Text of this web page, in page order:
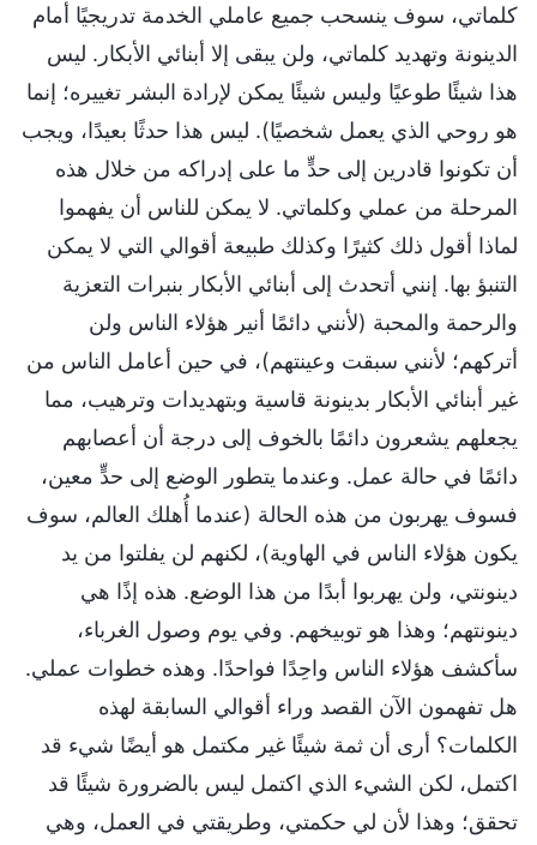
كلماتي، سوف ينسحب جميع عاملي الخدمة تدريجيًا أمام
الدينونة وتهديد كلماتي، ولن يبقى إلا أبنائي الأبكار. ليس
هذا شيئًا طوعيًا وليس شيئًا يمكن لإرادة البشر تغييره؛ إنما
هو روحي الذي يعمل شخصيًا). ليس هذا حدثًا بعيدًا، ويجب
أن تكونوا قادرين إلى حدٍّ ما على إدراكه من خلال هذه
المرحلة من عملي وكلماتي. لا يمكن للناس أن يفهموا
لماذا أقول ذلك كثيرًا وكذلك طبيعة أقوالي التي لا يمكن
التنبؤ بها. إنني أتحدث إلى أبنائي الأبكار بنبرات التعزية
والرحمة والمحبة (لأنني دائمًا أنير هؤلاء الناس ولن
أتركهم؛ لأنني سبقت وعينتهم)، في حين أعامل الناس من
غير أبنائي الأبكار بدينونة قاسية وبتهديدات وترهيب، مما
يجعلهم يشعرون دائمًا بالخوف إلى درجة أن أعصابهم
دائمًا في حالة عمل. وعندما يتطور الوضع إلى حدٍّ معين،
فسوف يهربون من هذه الحالة (عندما أُهلك العالم، سوف
يكون هؤلاء الناس في الهاوية)، لكنهم لن يفلتوا من يد
دينونتي، ولن يهربوا أبدًا من هذا الوضع. هذه إذًا هي
دينونتهم؛ وهذا هو توبيخهم. وفي يوم وصول الغرباء،
سأكشف هؤلاء الناس واحِدًا فواحدًا. وهذه خطوات عملي.
هل تفهمون الآن القصد وراء أقوالي السابقة لهذه
الكلمات؟ أرى أن ثمة شيئًا غير مكتمل هو أيضًا شيء قد
اكتمل، لكن الشيء الذي اكتمل ليس بالضرورة شيئًا قد
تحقق؛ وهذا لأن لي حكمتي، وطريقتي في العمل، وهي